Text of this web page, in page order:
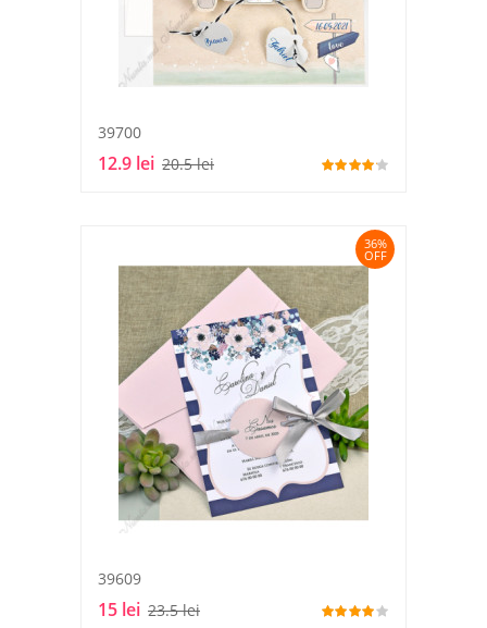
39700
12.9 lei 20.5 lei
36%
OFF
39609
15 lei 23.5 lei